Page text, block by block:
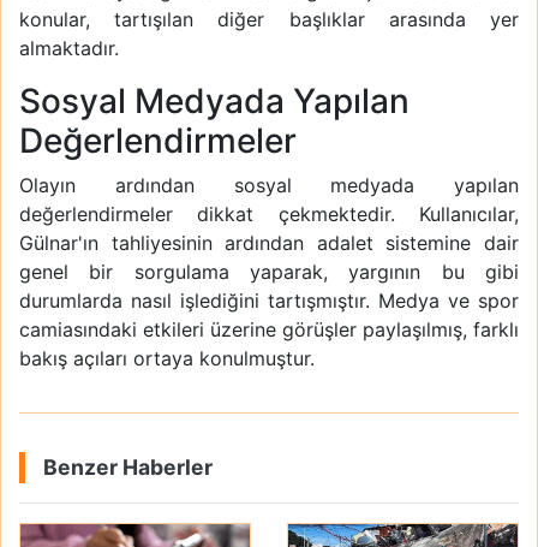
konular, tartışılan diğer başlıklar arasında yer
almaktadır.
Sosyal Medyada Yapılan
Değerlendirmeler
Olayın ardından sosyal medyada yapılan
değerlendirmeler dikkat çekmektedir. Kullanıcılar,
Gülnar'ın tahliyesinin ardından adalet sistemine dair
genel bir sorgulama yaparak, yargının bu gibi
durumlarda nasıl işlediğini tartışmıştır. Medya ve spor
camiasındaki etkileri üzerine görüşler paylaşılmış, farklı
bakış açıları ortaya konulmuştur.
Benzer Haberler